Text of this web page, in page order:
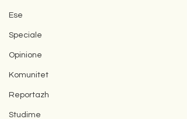
Ese
Speciale
Opinione
Komunitet
Reportazh
Studime